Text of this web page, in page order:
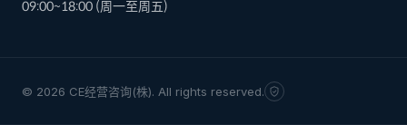
09:00~18:00 (周一至周五)
© 2026 CE经营咨询(株). All rights reserved.